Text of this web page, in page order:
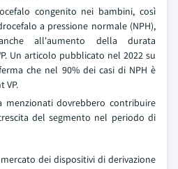
congenito nei bambini, così
a pressione normale (NPH),
all'aumento della durata
Un articolo pubblicato nel 2022 su
che nel 90% dei casi di NPH è
VP.
dovrebbero contribuire
del segmento nel periodo di
dei dispositivi di derivazione